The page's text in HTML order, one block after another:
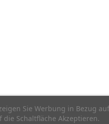
Sie Werbung in Bezug
Schaltfläche Akzeptieren.